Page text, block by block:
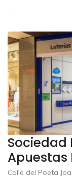
Sociedad
Apuestas
Calle del Poeta